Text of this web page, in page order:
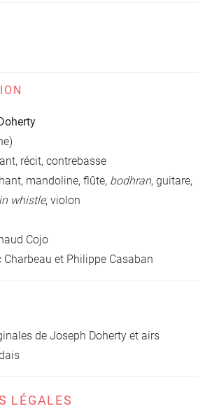
récit, contrebasse
mandoline, flûte, bodhran, guitare,
whistle, violon
Cojo
Charbeau et Philippe Casaban
de Joseph Doherty et airs
LÉGALES